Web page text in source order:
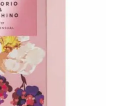
Personal
de la piel
personal